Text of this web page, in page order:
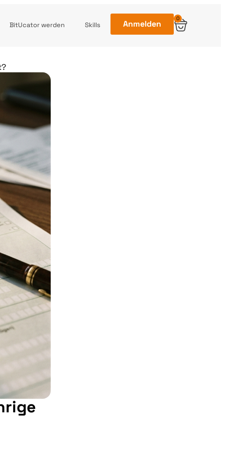
BitUcator werden Skills Anmelden
0